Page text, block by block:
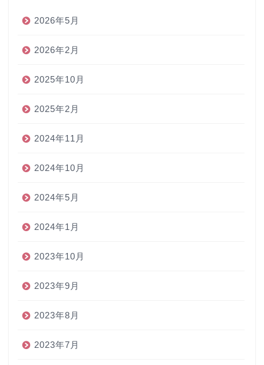
2026年5月
2026年2月
2025年10月
2025年2月
2024年11月
2024年10月
2024年5月
2024年1月
2023年10月
2023年9月
2023年8月
2023年7月